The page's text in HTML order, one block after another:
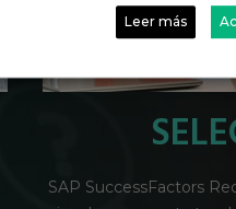
SAP SuccessFactors
Leer más